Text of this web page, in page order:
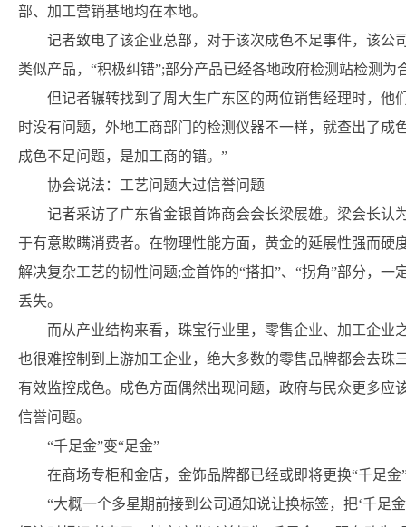
部、加工营销基地均在本地。
记者致电了该企业总部，对于该次成色不足事件，该公
类似产品，“积极纠错”;部分产品已经各地政府检测站检测为
但记者辗转找到了周大生广东区的两位销售经理时，他
时没有问题，外地工商部门的检测仪器不一样，就查出了
成色不足问题，是加工商的错。”
协会说法：工艺问题大过信誉问题
记者采访了广东省金银首饰商会会长梁展雄。梁会长认
于有意欺瞒消费者。在物理性能方面，黄金的延展性强而
解决复杂工艺的韧性问题;金首饰的“搭扣”、“拐角”部分，
丢失。
而从产业结构来看，珠宝行业里，零售企业、加工企
也很难控制到上游加工企业，绝大多数的零售品牌都会去珠
有效监控成色。成色方面偶然出现问题，政府与民众更多
信誉问题。
“千足金”变“足金”
在商场专柜和金店，金饰品牌都已经或即将更换“千足金
“大概一个多星期前接到公司通知说让换标签，把‘千足